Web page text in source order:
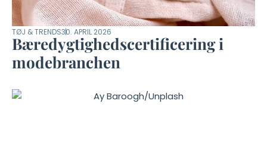
TØJ & TRENDS30. APRIL 2026
Bæredygtighedscertificering i
modebranchen